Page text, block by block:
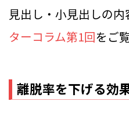
見出し・小見出しの
ターコラム第1回をご
離脱率を下げる効